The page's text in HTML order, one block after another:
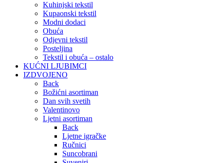
Kuhinjski tekstil
Kupaonski tekstil
Modni dodaci
Obuća
Odjevni tekstil
Posteljina
Tekstil i obuća – ostalo
KUĆNI LJUBIMCI
IZDVOJENO
Back
Božićni asortiman
Dan svih svetih
Valentinovo
Ljetni asortiman
Back
Ljetne igračke
Ručnici
Suncobrani